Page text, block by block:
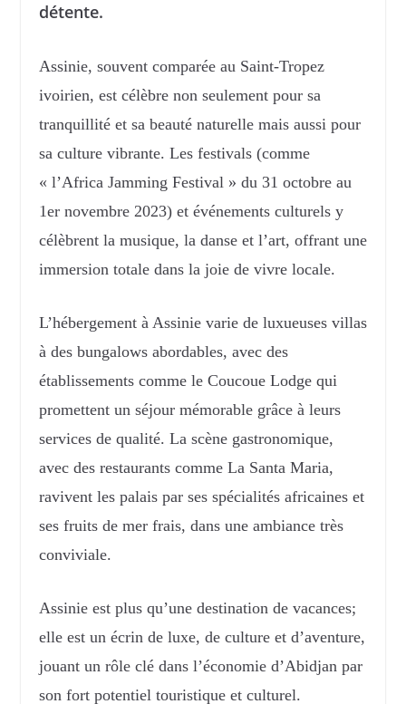
détente.
Assinie, souvent comparée au Saint-Tropez
ivoirien, est célèbre non seulement pour sa
tranquillité et sa beauté naturelle mais aussi pour
sa culture vibrante. Les festivals (comme
« l’Africa Jamming Festival » du 31 octobre au
1er novembre 2023) et événements culturels y
célèbrent la musique, la danse et l’art, offrant une
immersion totale dans la joie de vivre locale.
L’hébergement à Assinie varie de luxueuses villas
à des bungalows abordables, avec des
établissements comme le Coucoue Lodge qui
promettent un séjour mémorable grâce à leurs
services de qualité. La scène gastronomique,
avec des restaurants comme La Santa Maria,
ravivent les palais par ses spécialités africaines et
ses fruits de mer frais, dans une ambiance très
conviviale.
Assinie est plus qu’une destination de vacances;
elle est un écrin de luxe, de culture et d’aventure,
jouant un rôle clé dans l’économie d’Abidjan par
son fort potentiel touristique et culturel.